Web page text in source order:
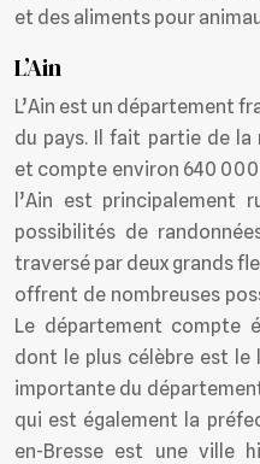
et des aliments pour
L’Ain
L’Ain est un département
du pays. Il fait partie de la
et compte environ 640
l’Ain est principalement
possibilités de
traversé par deux grands
offrent de nombreuses
Le département compte
dont le plus célèbre est le
importante du
qui est également la
en-Bresse est une ville